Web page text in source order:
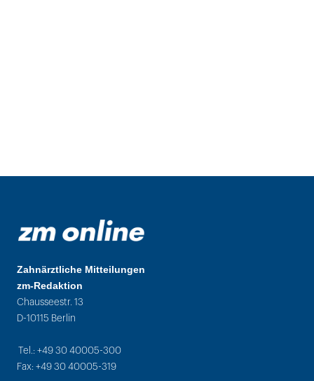
Zahnärztliche Mitteilungen
zm-Redaktion
Chausseestr. 13
D-10115 Berlin
Tel.: +49 30 40005-300
Fax: +49 30 40005-319